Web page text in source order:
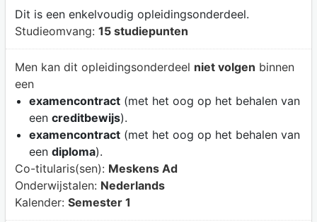
Dit is een enkelvoudig opleidingsonderdeel.
Studieomvang: 15 studiepunten
Men kan dit opleidingsonderdeel niet volgen binnen
een
examencontract(met het oog op het behalen van
een creditbewijs).
examencontract(met het oog op het behalen van
een diploma).
Co-titularis(sen): Meskens Ad
Onderwijstalen: Nederlands
Kalender: Semester 1